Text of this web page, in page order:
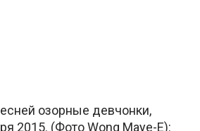
озорные девчонки,
2015. (Фото Wong Maye-E):